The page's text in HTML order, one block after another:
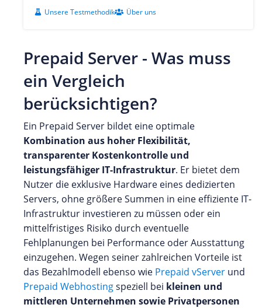
Unsere Testmethodik Über uns
Prepaid Server - Was muss
ein Vergleich
berücksichtigen?
Ein Prepaid Server bildet eine optimale
Kombination aus hoher Flexibilität,
transparenter Kostenkontrolle und
leistungsfähiger IT-Infrastruktur. Er bietet dem
Nutzer die exklusive Hardware eines dedizierten
Servers, ohne größere Summen in eine effiziente IT-
Infrastruktur investieren zu müssen oder ein
mittelfristiges Risiko durch eventuelle
Fehlplanungen bei Performance oder Ausstattung
einzugehen. Wegen seiner zahlreichen Vorteile ist
das Bezahlmodell ebenso wie Prepaid vServer und
Prepaid Webhostingspeziell bei kleinen und
mittleren Unternehmen sowie Privatpersonen